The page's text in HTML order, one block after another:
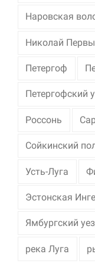
Наровская
Николай
Петергоф
Петергофский
Россонь
Сойкинский
Усть-Луга
Эстонская
Ямбургский
река Луга